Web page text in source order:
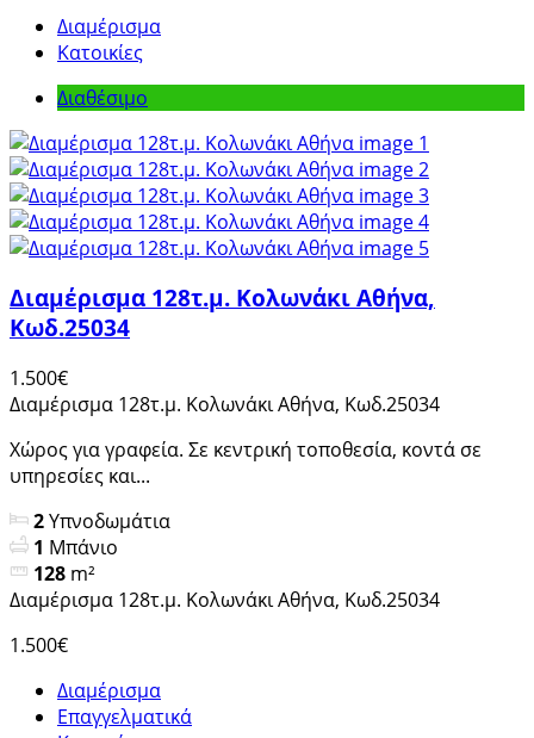
Διαμέρισμα
Κατοικίες
Διαθέσιμο
Διαμέρισμα 128τ.μ. Κολωνάκι Αθήνα,
Κωδ.25034
1.500€
Διαμέρισμα 128τ.μ. Κολωνάκι Αθήνα, Κωδ.25034
Χώρος για γραφεία. Σε κεντρική τοποθεσία, κοντά σε
υπηρεσίες και...
2Υπνοδωμάτια
1 Μπάνιο
128 m²
Διαμέρισμα 128τ.μ. Κολωνάκι Αθήνα, Κωδ.25034
1.500€
Διαμέρισμα
Επαγγελματικά